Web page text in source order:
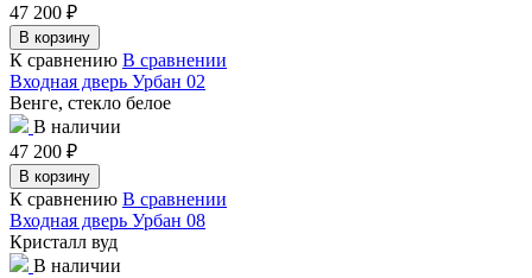
47 200 ₽
В корзину
К сравнению В сравнении
Входная дверь Урбан 02
Венге, стекло белое
В наличии
47 200 ₽
В корзину
К сравнению В сравнении
Входная дверь Урбан 08
Кристалл вуд
В наличии